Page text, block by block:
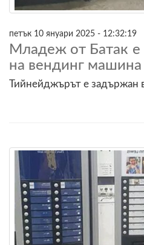
петък 10 януари 2025 - 12:32:19
Младеж от Батак е
на вендинг машина
Тийнейджърът е задържан